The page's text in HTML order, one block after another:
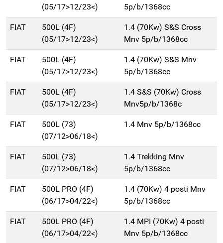
(05/17>12/23<)
5p/b/1368cc
FIAT
500L (4F)
(05/17>12/23<)
1.4 (70Kw) S&S Cross
Mnv 5p/b/1368cc
FIAT
500L (4F)
(05/17>12/23<)
1.4 (70Kw) S&S Mnv
5p/b/1368cc
FIAT
500L (4F)
(05/17>12/23<)
1.4 S&S (70Kw) Cross
Mnv5p/b/1368c
FIAT
500L (73)
(07/12>06/18<)
1.4 Mnv 5p/b/1368cc
FIAT
500L (73)
(07/12>06/18<)
1.4 Trekking Mnv
5p/b/1368cc
FIAT
500L PRO (4F)
(06/17>04/22<)
1.4 (70Kw) 4 posti Mnv
5p/b/1368cc
FIAT
500L PRO (4F)
(06/17>04/22<)
1.4 MPI (70Kw) 4 posti
Mnv 5p/b/1368cc